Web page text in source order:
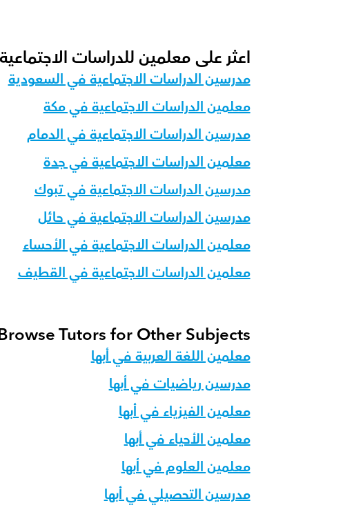
اعثر على معلمين للدراسات
مدرسين الدراسات الاجتماعية في السعودية
معلمين الدراسات الاجتماعية في مكة
مدرسين الدراسات الاجتماعية في الدمام
معلمين الدراسات الاجتماعية في جدة
مدرسين الدراسات الاجتماعية في تبوك
مدرسين الدراسات الاجتماعية في حائل
معلمين الدراسات الاجتماعية في الأحساء
معلمين الدراسات الاجتماعية في القطيف
Tutors for Other Subjects
معلمين اللغة العربية في أبها
مدرسين رياضيات في أبها
معلمين الفيزياء في أبها
معلمين الأحياء في أبها
معلمين العلوم في أبها
مدرسين التحصيلي في أبها